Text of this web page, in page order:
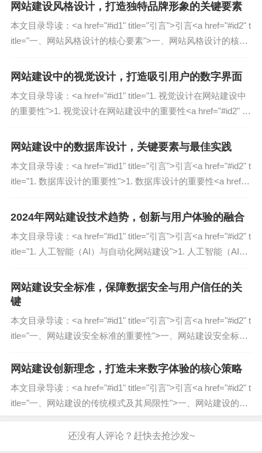
制定网站灾难恢复计划的关键步骤
风险评估与业务影响分析（BIA）
网站运行的威胁,并分析其对业务的影响程度。
常见灾难类型：
硬件故障（服务器、存储设备损坏）
网络攻击（DDoS、SQL注入、勒索软件）
自然灾害（地震、洪水、断电）
业务影响分析（BIA）：
确定关键业务功能（如支付系统、用户数据库）。
评估停机时间对收入、客户体验和品牌声誉的影
计算最大可容忍停机时间（MTD）和恢复时间目标
（RTO）
数据备份策略
计划的重中之重。
备份类型：
：定期保存所有数据（适用于小型网
网站建设风格设计，打造独特品牌形象的关键要素
本文目录导读：˂a href="#id1" title="引言"˃引言˂a href="#id2" t
itle="一、网站风格设计的核心要素"˃一、网站风格设计的核心
网站建设中的视觉设计，打造吸引用户的数字界面
本文目录导读：˂a href="#id1" title="1. 视觉设计在网站建设中
的重要性"˃1. 视觉设计在网站建设中的重要性˂a href="#id2" titl
网站建设中的数据库设计，关键要素与最佳实践
本文目录导读：˂a href="#id1" title="引言"˃引言˂a href="#id2" t
itle="1. 数据库设计的重要性"˃1. 数据库设计的重要性˂a href
2024年网站建设技术趋势，创新与用户体验的融合
本文目录导读：˂a href="#id1" title="引言"˃引言˂a href="#id2" t
itle="1. 人工智能（AI）与自动化网站建设"˃1. 人工智能（AI）
网站建设安全标准，保障数据安全与用户信任的关
键
本文目录导读：˂a href="#id1" title="引言"˃引言˂a href="#id2" t
itle="一、网站建设安全标准的重要性"˃一、网站建设安全标准
网站建设创新理念，打造未来数字体验的核心策略
本文目录导读：˂a href="#id1" title="引言"˃引言˂a href="#id2" t
itle="一、网站建设的传统模式及其局限性"˃一、网站建设的传